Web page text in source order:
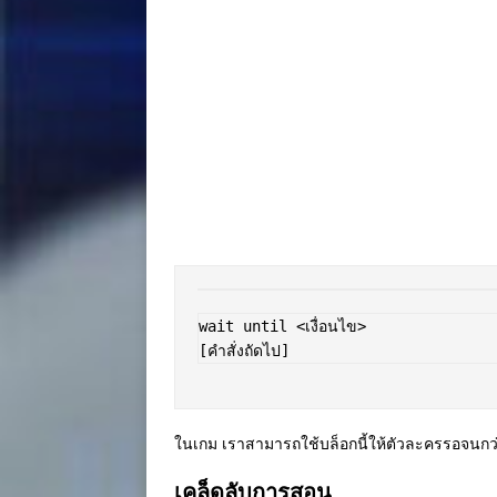
wait until <เงื่อนไข>
ในเกม เราสามารถใช้บล็อกนี้ให้ตัวละครรอจนก